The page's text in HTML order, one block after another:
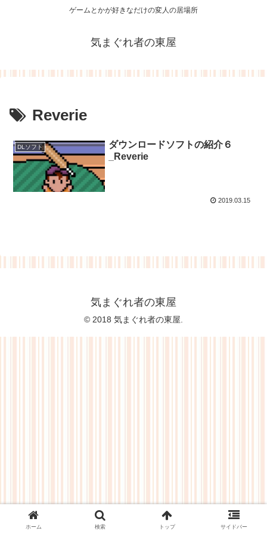
ゲームとかが好きなだけの変人の居場所
気まぐれ者の東屋
Reverie
DLソフト
ダウンロードソフトの紹介６
_Reverie
2019.03.15
気まぐれ者の東屋
© 2018 気まぐれ者の東屋.
ホーム 検索 トップ サイドバー